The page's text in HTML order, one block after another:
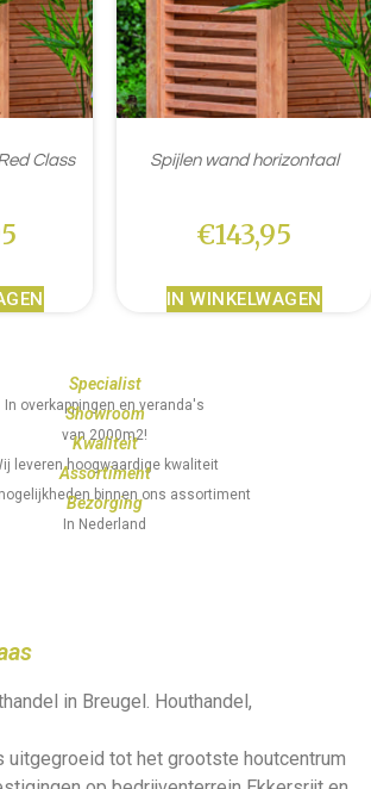
Class
Spijlen wand horizontaal
€143,95
IN WINKELWAGEN
Specialist
In overkappingen en veranda's
Showroom
van 2000m2!
Kwaliteit
leveren hoogwaardige kwaliteit
Assortiment
binnen ons assortiment
Bezorging
In Nederland
in Breugel. Houthandel,
uitgegroeid tot het grootste houtcentrum